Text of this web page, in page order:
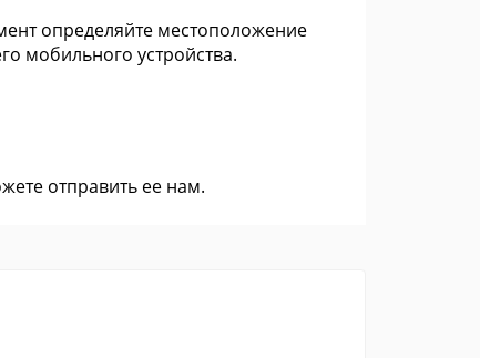
определяйте местоположение
мобильного устройства.
отправить ее нам.